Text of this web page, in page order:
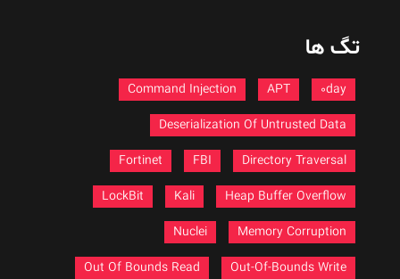
تگ ها
Command Injection
Deserialization Of Untrusted Data
Directory Traversal
Fortinet
Heap Buffer Overflow
LockBit
Memory Corruption
Nuclei
Out-Of-Bounds Write
Out Of Bounds Read